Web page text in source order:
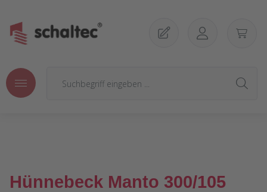
Hünnebeck Manto 300/105